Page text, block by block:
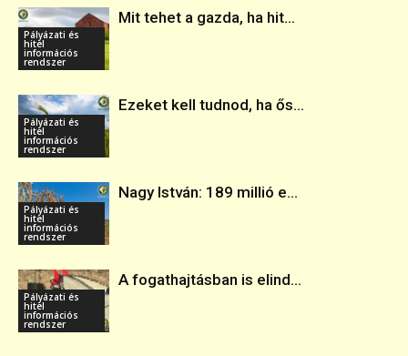
Pályázati és
hitel
információs
rendszer
Mit tehet a gazda, ha hit...
Pályázati és
hitel
információs
rendszer
Ezeket kell tudnod, ha ős...
Pályázati és
hitel
információs
rendszer
Nagy István: 189 millió e...
Pályázati és
hitel
információs
rendszer
A fogathajtásban is elind...